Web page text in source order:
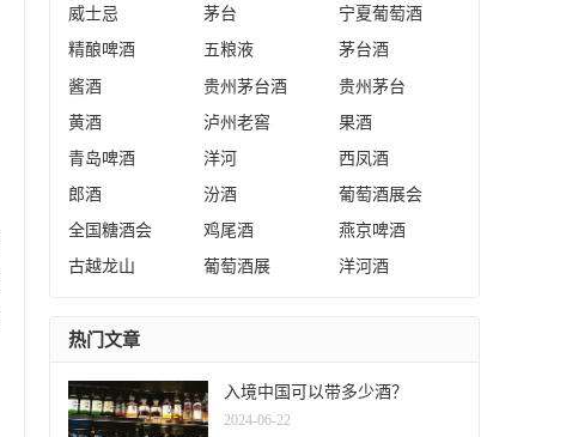
威士忌 茅台 宁夏葡萄酒
精酿啤酒 五粮液 茅台酒
酱酒 贵州茅台酒 贵州茅台
黄酒 泸州老窖 果酒
青岛啤酒 洋河 西凤酒
郎酒 汾酒 葡萄酒展会
全国糖酒会 鸡尾酒 燕京啤酒
古越龙山 葡萄酒展 洋河酒
热门文章
入境中国可以带多少酒？
2024-06-22